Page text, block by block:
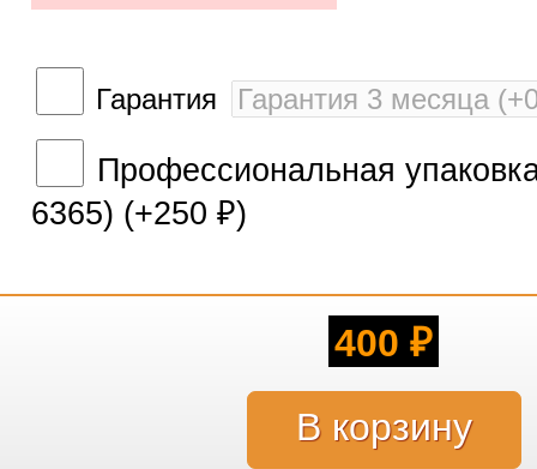
Гарантия
Профессиональная
6365) (+250 ₽)
400 ₽